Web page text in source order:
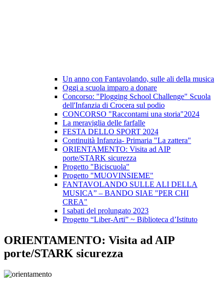
Un anno con Fantavolando, sulle ali della musica
Oggi a scuola imparo a donare
Concorso: "Plogging School Challenge" Scuola
dell'Infanzia di Crocera sul podio
CONCORSO "Raccontami una storia"2024
La meraviglia delle farfalle
FESTA DELLO SPORT 2024
Continuità Infanzia- Primaria "La zattera"
ORIENTAMENTO: Visita ad AIP
porte/STARK sicurezza
Progetto "Biciscuola"
Progetto "MUOVINSIEME"
FANTAVOLANDO SULLE ALI DELLA
MUSICA” – BANDO SIAE "PER CHI
CREA"
I sabati del prolungato 2023
Progetto “Liber-Arti” ~ Biblioteca d’Istituto
ORIENTAMENTO: Visita ad AIP
porte/STARK sicurezza